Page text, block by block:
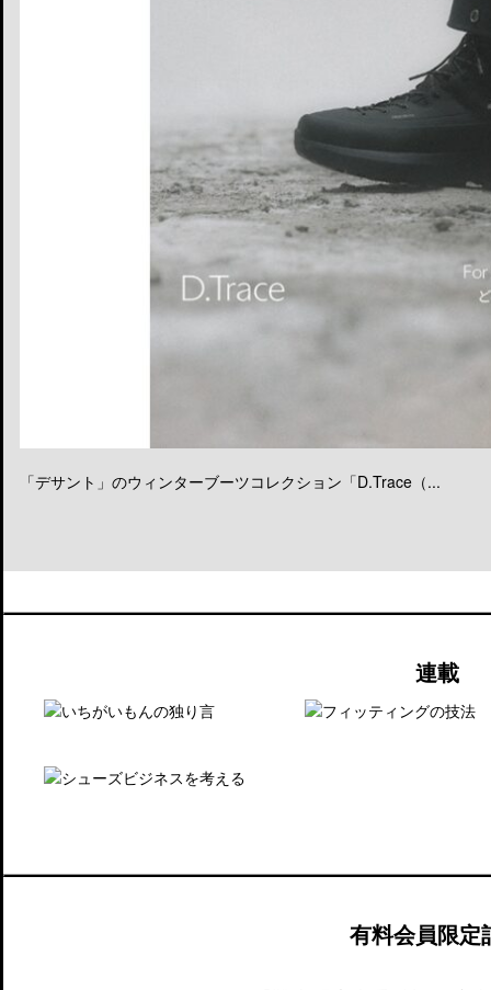
「デサント」のウィンターブーツコレクション「D.Trace（...
連載
有料会員限定